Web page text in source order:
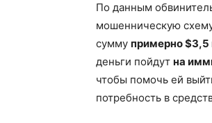
По данным
мошенническую
сумму примерно $3,5
деньги пойдут на
чтобы помочь ей
потребность в